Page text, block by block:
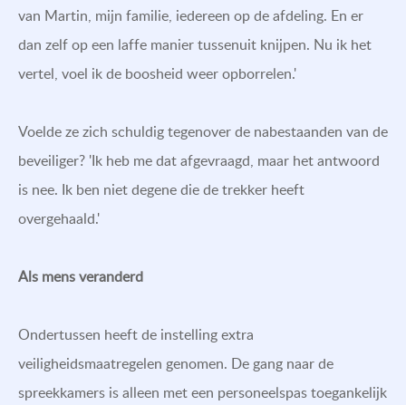
van Martin, mijn familie, iedereen op de afdeling. En er
dan zelf op een laffe manier tussenuit knijpen. Nu ik het
vertel, voel ik de boosheid weer opborrelen.'
Voelde ze zich schuldig tegenover de nabestaanden van de
beveiliger? 'Ik heb me dat afgevraagd, maar het antwoord
is nee. Ik ben niet degene die de trekker heeft
overgehaald.'
Als mens veranderd
Ondertussen heeft de instelling extra
veiligheidsmaatregelen genomen. De gang naar de
spreekkamers is alleen met een personeelspas toegankelijk